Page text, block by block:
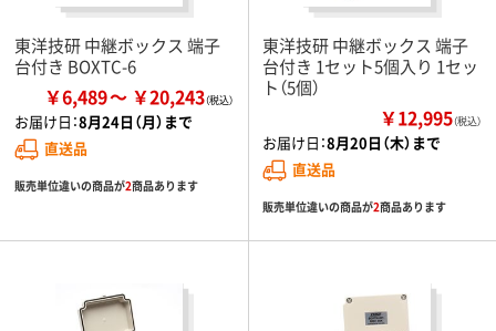
東洋技研 中継ボックス 端子
台付き BOXTC-6
￥6,489 ￥20,243
お届け日：8月24日（月）まで
直送品
販売単位違いの商品が2商品あります
東洋技研 中継ボックス 端子
台付き 1セット5個入り 1セッ
ト（5個）
￥12,995（税込）
お届け日：8月20日（木）まで
直送品
販売単位違いの商品が2商品あります